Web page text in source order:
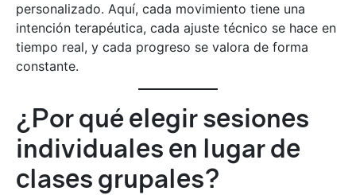
personalizado. Aquí, cada movimiento tiene una
intención terapéutica, cada ajuste técnico se hace en
tiempo real, y cada progreso se valora de forma
constante.
¿Por qué elegir sesiones
individuales en lugar de
clases grupales?